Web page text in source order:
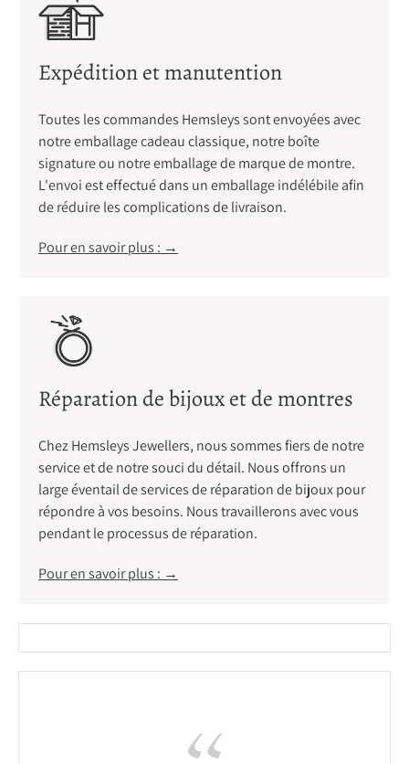
Expédition et manutention
Toutes les commandes Hemsleys sont envoyées avec
notre emballage cadeau classique, notre boîte
signature ou notre emballage de marque de montre.
L'envoi est effectué dans un emballage indélébile afin
de réduire les complications de livraison.
Pour en savoir plus : →
Réparation de bijoux et de montres
Chez Hemsleys Jewellers, nous sommes fiers de notre
service et de notre souci du détail. Nous offrons un
large éventail de services de réparation de bijoux pour
répondre à vos besoins. Nous travaillerons avec vous
pendant le processus de réparation.
Pour en savoir plus : →